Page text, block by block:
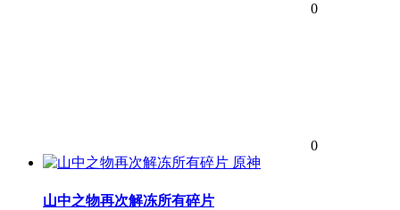
0
0
原神
山中之物再次解冻所有碎片